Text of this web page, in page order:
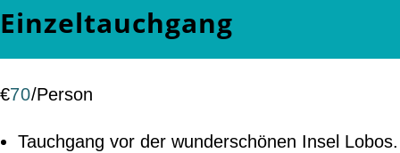
Einzeltauchgang
€70/Person
Tauchgang vor der wunderschönen Insel Lobos.